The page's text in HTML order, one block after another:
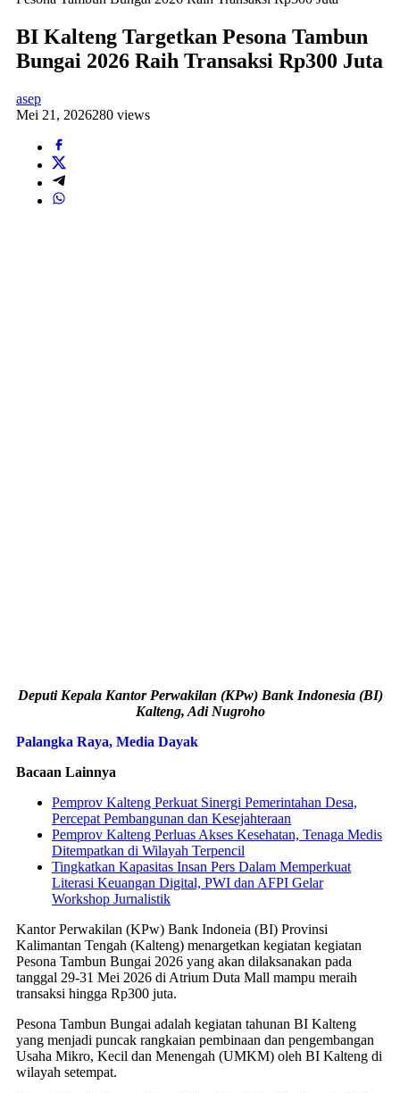
BI Kalteng Targetkan Pesona Tambun
Bungai 2026 Raih Transaksi Rp300 Juta
asep
Mei 21, 2026280 views
Deputi Kepala Kantor Perwakilan (KPw) Bank Indonesia (BI)
Kalteng, Adi Nugroho
Palangka Raya, Media Dayak
Bacaan Lainnya
Pemprov Kalteng Perkuat Sinergi Pemerintahan Desa,
Percepat Pembangunan dan Kesejahteraan
Pemprov Kalteng Perluas Akses Kesehatan, Tenaga Medis
Ditempatkan di Wilayah Terpencil
Tingkatkan Kapasitas Insan Pers Dalam Memperkuat
Literasi Keuangan Digital, PWI dan AFPI Gelar
Workshop Jurnalistik
Kantor Perwakilan (KPw) Bank Indoneia (BI) Provinsi
Kalimantan Tengah (Kalteng) menargetkan kegiatan kegiatan
Pesona Tambun Bungai 2026 yang akan dilaksanakan pada
tanggal 29-31 Mei 2026 di Atrium Duta Mall mampu meraih
transaksi hingga Rp300 juta.
Pesona Tambun Bungai adalah kegiatan tahunan BI Kalteng
yang menjadi puncak rangkaian pembinaan dan pengembangan
Usaha Mikro, Kecil dan Menengah (UMKM) oleh BI Kalteng di
wilayah setempat.